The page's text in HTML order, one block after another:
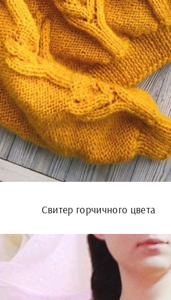
Свитер горчичного цвета